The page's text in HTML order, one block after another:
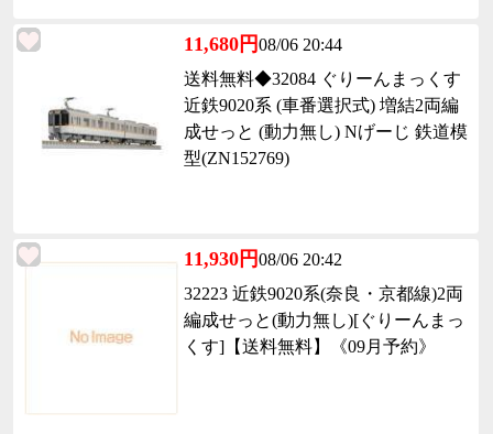
11,680円08/06 20:44
送料無料◆32084 ぐりーんまっくす
近鉄9020系 (車番選択式) 増結2両編
成せっと (動力無し) Nげーじ 鉄道模
型(ZN152769)
11,930円08/06 20:42
32223 近鉄9020系(奈良・京都線)2両
編成せっと(動力無し)[ぐりーんまっ
くす]【送料無料】《09月予約》